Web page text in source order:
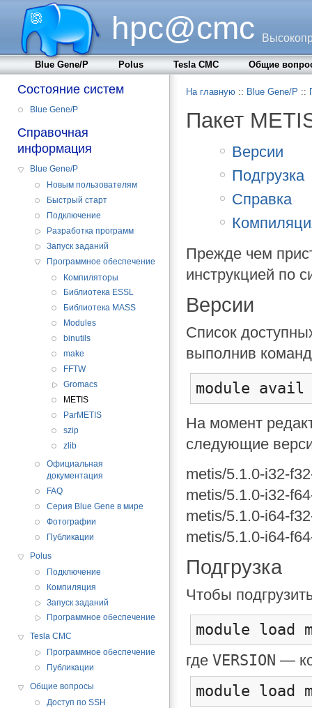
hpc@cmc
Blue Gene/P Polus Tesla CMC Общие
Состояние систем
Blue Gene/P
Справочная
информация
Blue Gene/P
Новым пользователям
Быстрый старт
Подключение
Разработка программ
Запуск заданий
Программное обеспечение
Компиляторы
Библиотека ESSL
Библиотека MASS
Modules
binutils
make
FFTW
Gromacs
METIS
ParMETIS
szip
zlib
Официальная
документация
FAQ
Серия Blue Gene в мире
Фотографии
Публикации
Polus
Подключение
Компиляция
Запуск заданий
Программное обеспечение
Tesla CMC
Программное обеспечение
Публикации
Общие вопросы
Доступ по SSH
На главную:: Blue Gene/P ::
Пакет
Версии
Подгрузка
Справка
Прежде чем
инструкцией по
Версии
Список
выполнив
module avail
На момент
следующие
metis/5.1.0-i32-
metis/5.1.0-i32-
metis/5.1.0-i64-
metis/5.1.0-i64-
Подгрузка
Чтобы
module load
где VERSION —
module load